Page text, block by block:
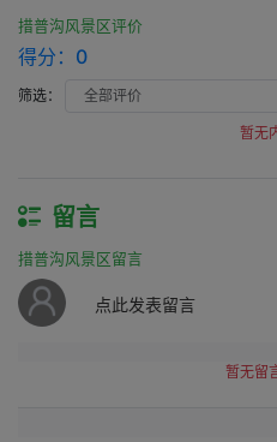
措普沟风景区评价
得分： 0
筛选：
暂无
留言
措普沟风景区留言
点此发表留言
暂无留